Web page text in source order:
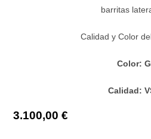
barritas
Calidad y Color
Color: G
Calidad:
3.100,00€